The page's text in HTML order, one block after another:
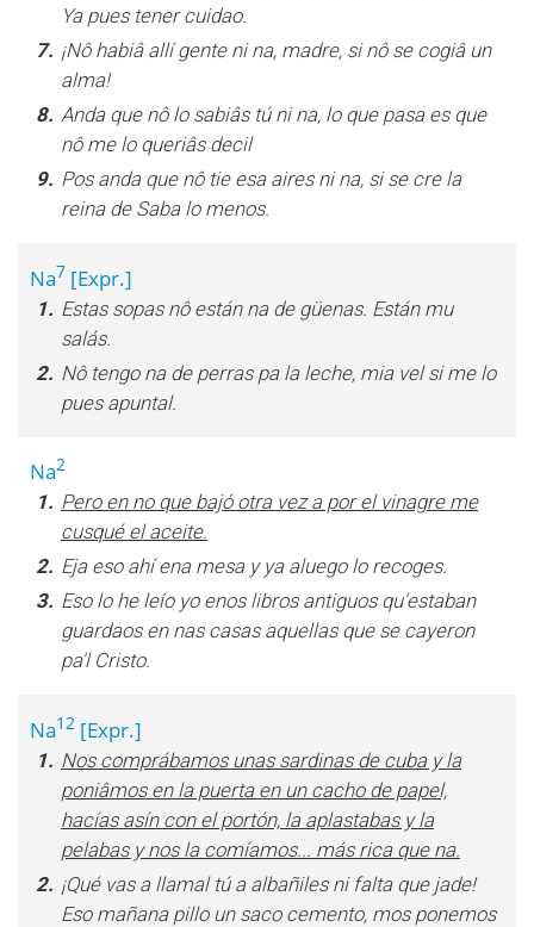
Ya pues tener cuidao.
7. ¡Nô habiâ allí gente ni na, madre, si nô se cogiâ un
alma!
8. Anda que nô lo sabiâs tú ni na, lo que pasa es que
nô me lo queriâs decil
9. Pos anda que nô tie esa aires ni na, si se cre la
reina de Saba lo menos.
Na7 [Expr.]
1. Estas sopas nô están na de güenas. Están mu
salás.
2. Nô tengo na de perras pa la leche, mia vel si me lo
pues apuntal.
Na2
1. Pero en no que bajó otra vez a por el vinagre me
cusqué el aceite.
2. Eja eso ahí ena mesa y ya aluego lo recoges.
3. Eso lo he leío yo enos libros antiguos qu'estaban
guardaos en nas casas aquellas que se cayeron
pa'l Cristo.
Na12 [Expr.]
1. Nos comprábamos unas sardinas de cuba y la
poniâmos en la puerta en un cacho de papel,
hacías asín con el portón, la aplastabas y la
pelabas y nos la comíamos... más rica que na.
2. ¡Qué vas a llamal tú a albañiles ni falta que jade!
Eso mañana pillo un saco cemento, mos ponemos